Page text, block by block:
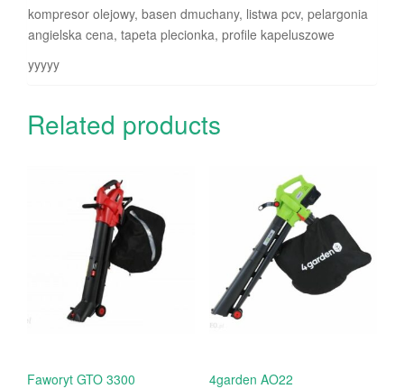
kompresor olejowy, basen dmuchany, listwa pcv, pelargonia
angielska cena, tapeta plecionka, profile kapeluszowe
yyyyy
Related products
Faworyt GTO 3300 4garden AO22